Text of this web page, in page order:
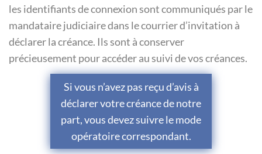
les identifiants de connexion sont communiqués par le
mandataire judiciaire dans le courrier d’invitation à
déclarer la créance. Ils sont à conserver
précieusement pour accéder au suivi de vos créances.
Si vous n’avez pas reçu d’avis à
déclarer votre créance de notre
part, vous devez suivre le mode
opératoire correspondant.